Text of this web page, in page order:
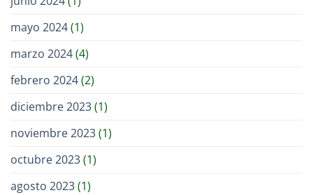
mayo 2024(1)
marzo 2024(4)
febrero 2024(2)
diciembre 2023(1)
noviembre 2023(1)
octubre 2023(1)
agosto 2023(1)